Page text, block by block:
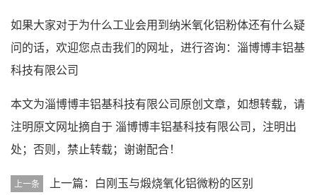
如果大家对于为什么工业会用到纳米氧化铝粉体还有什么疑
问的话，欢迎您点击我们的网址，进行咨询： 淄博博丰铝基
科技有限公司
本文为淄博博丰铝基科技有限公司原创文章，如想转载，请
注明原文网址摘自于 淄博博丰铝基科技有限公司，注明出
处；否则，禁止转载；谢谢配合！
上一条 上一篇：白刚玉与煅烧氧化铝微粉的区别